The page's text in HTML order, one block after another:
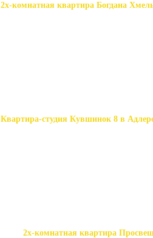
2х-комнатная квартира Богдана
Квартира-студия Кувшинок 8 в
2х-комнатная квартира